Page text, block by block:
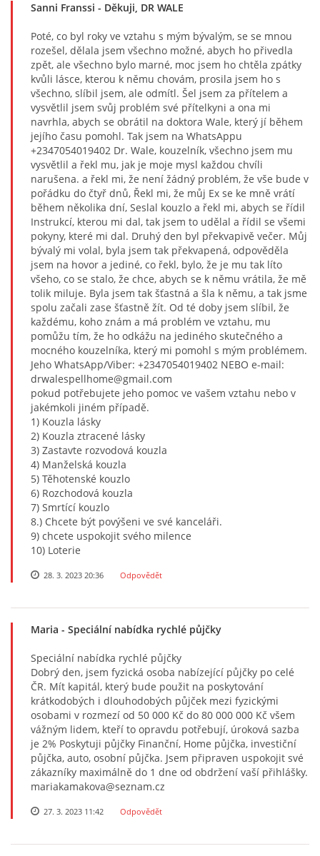
Sanni Franssi - Děkuji, DR WALE
Poté, co byl roky ve vztahu s mým bývalým, se se mnou
rozešel, dělala jsem všechno možné, abych ho přivedla
zpět, ale všechno bylo marné, moc jsem ho chtěla zpátky
kvůli lásce, kterou k němu chovám, prosila jsem ho s
všechno, slíbil jsem, ale odmítl. Šel jsem za přítelem a
vysvětlil jsem svůj problém své přítelkyni a ona mi
navrhla, abych se obrátil na doktora Wale, který jí během
jejího času pomohl. Tak jsem na WhatsAppu
+2347054019402 Dr. Wale, kouzelník, všechno jsem mu
vysvětlil a řekl mu, jak je moje mysl každou chvíli
narušena. a řekl mi, že není žádný problém, že vše bude v
pořádku do čtyř dnů, Řekl mi, že můj Ex se ke mně vrátí
během několika dní, Seslal kouzlo a řekl mi, abych se řídil
Instrukcí, kterou mi dal, tak jsem to udělal a řídil se všemi
pokyny, které mi dal. Druhý den byl překvapivě večer. Můj
bývalý mi volal, byla jsem tak překvapená, odpověděla
jsem na hovor a jediné, co řekl, bylo, že je mu tak líto
všeho, co se stalo, že chce, abych se k němu vrátila, že mě
tolik miluje. Byla jsem tak šťastná a šla k němu, a tak jsme
spolu začali zase šťastně žít. Od té doby jsem slíbil, že
každému, koho znám a má problém ve vztahu, mu
pomůžu tím, že ho odkážu na jediného skutečného a
mocného kouzelníka, který mi pomohl s mým problémem.
Jeho WhatsApp/Viber: +2347054019402 NEBO e-mail:
drwalespellhome@gmail.com
pokud potřebujete jeho pomoc ve vašem vztahu nebo v
jakémkoli jiném případě.
1) Kouzla lásky
2) Kouzla ztracené lásky
3) Zastavte rozvodová kouzla
4) Manželská kouzla
5) Těhotenské kouzlo
6) Rozchodová kouzla
7) Smrtící kouzlo
8.) Chcete být povýšeni ve své kanceláři.
9) chcete uspokojit svého milence
10) Loterie
28. 3. 2023 20:36 Odpovědět
Maria - Speciální nabídka rychlé půjčky
Speciální nabídka rychlé půjčky
Dobrý den, jsem fyzická osoba nabízející půjčky po celé
ČR. Mít kapitál, který bude použit na poskytování
krátkodobých i dlouhodobých půjček mezi fyzickými
osobami v rozmezí od 50 000 Kč do 80 000 000 Kč všem
vážným lidem, kteří to opravdu potřebují, úroková sazba
je 2% Poskytuji půjčky Finanční, Home půjčka, investiční
půjčka, auto, osobní půjčka. Jsem připraven uspokojit své
zákazníky maximálně do 1 dne od obdržení vaší přihlášky.
mariakamakova@seznam.cz
27. 3. 2023 11:42 Odpovědět